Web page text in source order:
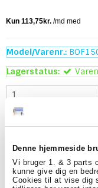
Denne hjemmeside
Vi bruger 1. & 3 parts
kunne give dig en
Cookies til at vise dig
Model/Varenr.:
Lagerstatus:
Emballage med
dine vare inden
du pakke billeder